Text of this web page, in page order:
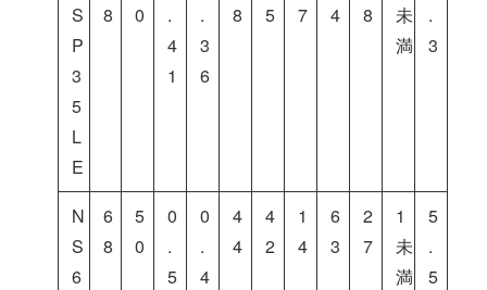
S
P
3
5
L
E
8
0
.
4
1
.
3
6
8
5
7
4
8
未
満
.
3
N
S
6
6
8
5
0
0
.
5
0
.
4
4
4
4
2
1
4
6
3
2
7
1
未
満
5
.
5